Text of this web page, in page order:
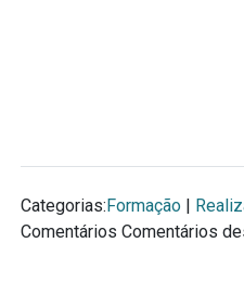
Categorias: Formação
Comentários Comentários